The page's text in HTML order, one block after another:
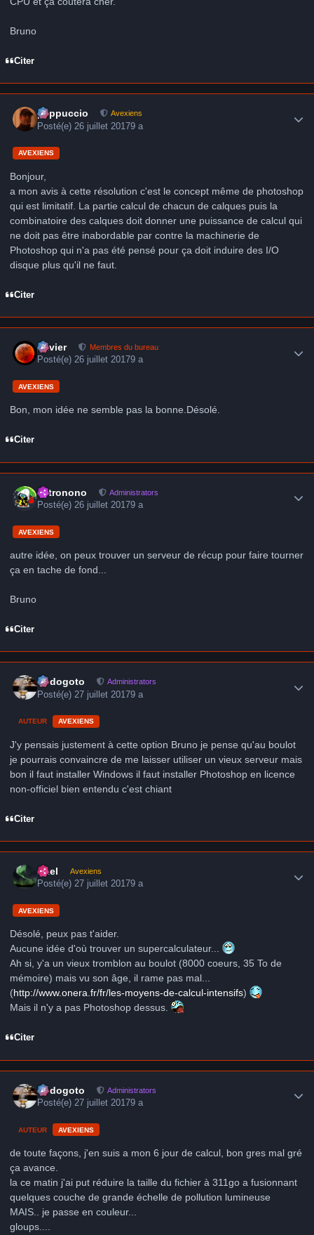
Bruno
Citer
peppuccio Avexiens
Posté(e) 26 juillet 20179 a
AVEXIENS
Bonjour,
a mon avis à cette résolution c'est le concept même de photoshop
qui est limitatif. La partie calcul de chacun de calques puis la
combinatoire des calques doit donner une puissance de calcul qui
ne doit pas être inabordable par contre la machinerie de
Photoshop qui n'a pas été pensé pour ça doit induire des I/O
disque plus qu'il ne faut.
Citer
Xavier Membres du bureau
Posté(e)26 juillet 20179 a
AVEXIENS
Bon, mon idée ne semble pas la bonne.Désolé.
Citer
astronono Administrators
Posté(e)26 juillet 20179 a
AVEXIENS
autre idée, on peux trouver un serveur de récup pour faire tourner
ça en tache de fond...
Bruno
Citer
frédogoto Administrators
Posté(e) 27 juillet 20179 a
AUTEUR AVEXIENS
J'y pensais justement à cette option Bruno je pense qu'au boulot
je pourrais convaincre de me laisser utiliser un vieux serveur mais
bon il faut installer Windows il faut installer Photoshop en licence
non-officiel bien entendu c'est chiant
Citer
Axel Avexiens
Posté(e)27 juillet 20179 a
AVEXIENS
Désolé, peux pas t'aider.
Aucune idée d'où trouver un supercalculateur...
Ah si, y'a un vieux tromblon au boulot (8000 coeurs, 35 To de
mémoire) mais vu son âge, il rame pas mal...
(http://www.onera.fr/fr/les-moyens-de-calcul-intensifs)
Mais il n'y a pas Photoshop dessus.
Citer
frédogoto Administrators
Posté(e)27 juillet 20179 a
AUTEUR AVEXIENS
de toute façons, j'en suis a mon 6 jour de calcul, bon gres mal gré
ça avance.
la ce matin j'ai put réduire la taille du fichier à 311go a fusionnant
quelques couche de grande échelle de pollution lumineuse
MAIS.. je passe en couleur...
gloups....